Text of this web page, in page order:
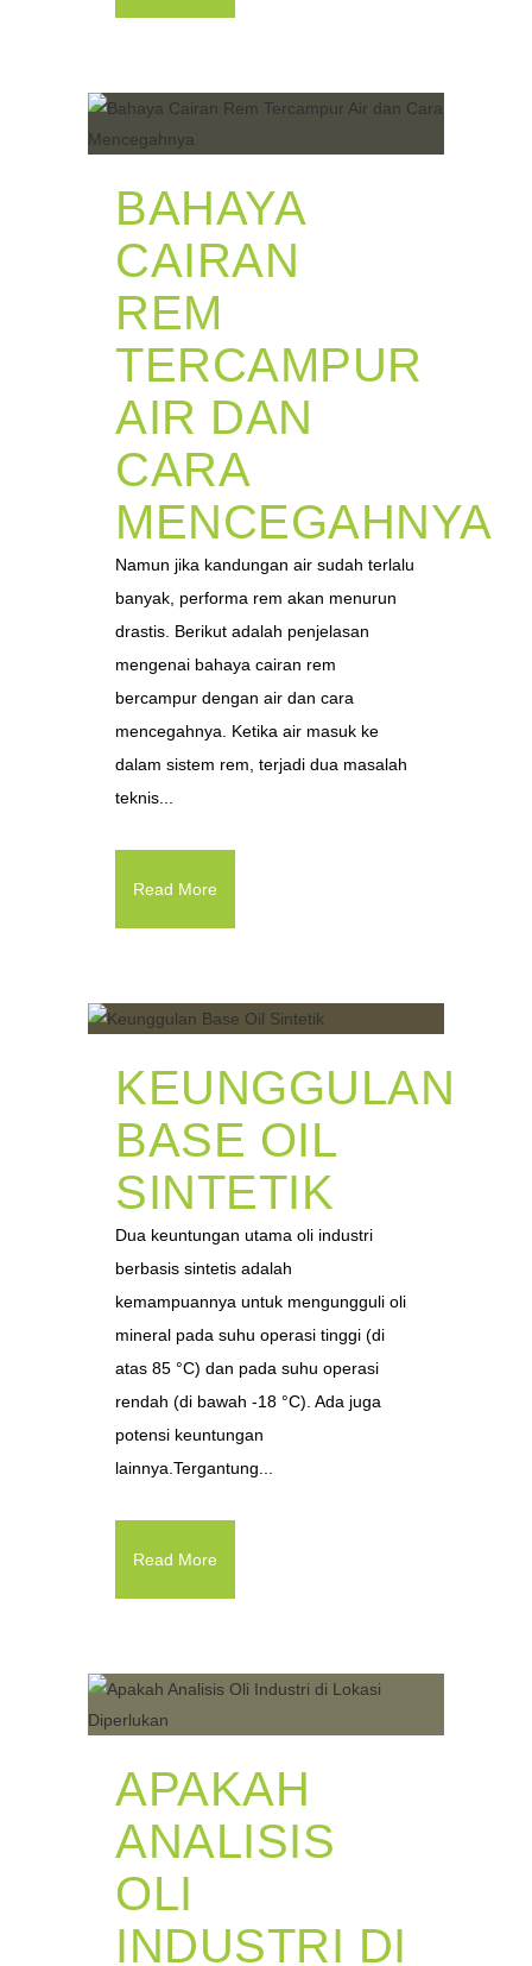
BAHAYA
CAIRAN
REM
TERCAMPUR
AIR DAN
CARA
MENCEGAHNYA
Namun jika kandungan air sudah terlalu
banyak, performa rem akan menurun
drastis. Berikut adalah penjelasan
mengenai bahaya cairan rem
bercampur dengan air dan cara
mencegahnya. Ketika air masuk ke
dalam sistem rem, terjadi dua masalah
teknis...
Read More
KEUNGGULAN
BASE OIL
SINTETIK
Dua keuntungan utama oli industri
berbasis sintetis adalah
kemampuannya untuk mengungguli oli
mineral pada suhu operasi tinggi (di
atas 85 °C) dan pada suhu operasi
rendah (di bawah -18 °C). Ada juga
potensi keuntungan
lainnya.Tergantung...
Read More
APAKAH
ANALISIS
OLI
INDUSTRI DI